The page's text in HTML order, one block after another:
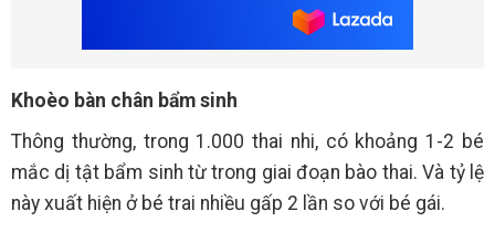
Khoèo bàn chân bẩm sinh
Thông thường, trong 1.000 thai nhi, có khoảng 1-2 bé
mắc dị tật bẩm sinh từ trong giai đoạn bào thai. Và tỷ lệ
này xuất hiện ở bé trai nhiều gấp 2 lần so với bé gái.